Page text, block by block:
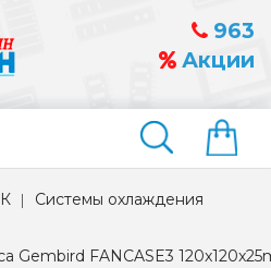
963
Акции
Найти
Системы охлаждения
Gembird FANCASE3